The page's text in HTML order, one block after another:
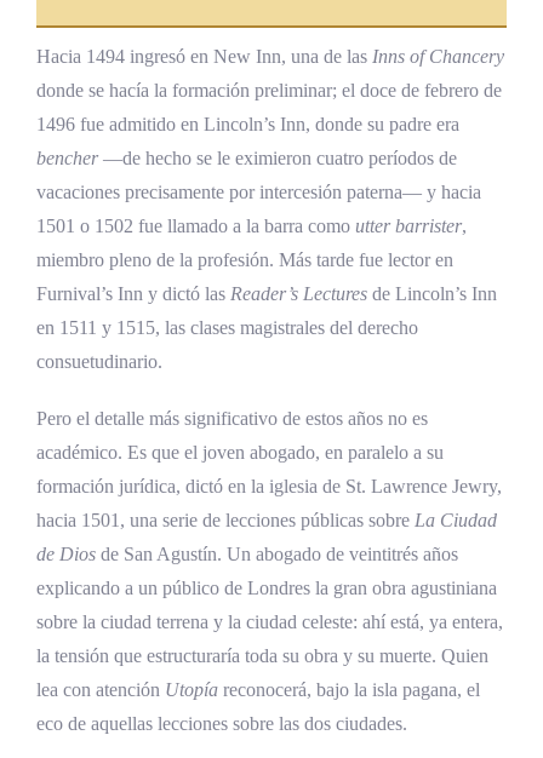
Hacia 1494 ingresó en New Inn, una de las Inns of Chancery
donde se hacía la formación preliminar; el doce de febrero de
1496 fue admitido en Lincoln’s Inn, donde su padre era
bencher—de hecho se le eximieron cuatro períodos de
vacaciones precisamente por intercesión paterna— y hacia
1501 o 1502 fue llamado a la barra como utter barrister,
miembro pleno de la profesión. Más tarde fue lector en
Furnival’s Inn y dictó las Reader’s Lectures de Lincoln’s Inn
en 1511 y 1515, las clases magistrales del derecho
consuetudinario.
Pero el detalle más significativo de estos años no es
académico. Es que el joven abogado, en paralelo a su
formación jurídica, dictó en la iglesia de St. Lawrence Jewry,
hacia 1501, una serie de lecciones públicas sobre La Ciudad
de Dios de San Agustín. Un abogado de veintitrés años
explicando a un público de Londres la gran obra agustiniana
sobre la ciudad terrena y la ciudad celeste: ahí está, ya entera,
la tensión que estructuraría toda su obra y su muerte. Quien
lea con atención Utopía reconocerá, bajo la isla pagana, el
eco de aquellas lecciones sobre las dos ciudades.